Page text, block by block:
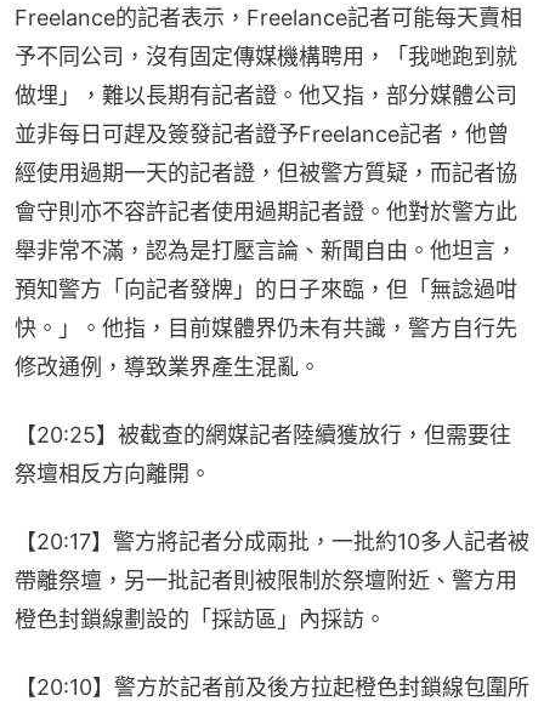
Freelance的記者表示，Freelance記者可能每天賣相
予不同公司，沒有固定傳媒機構聘用，「我哋跑到就
做埋」，難以長期有記者證。他又指，部分媒體公司
並非每日可趕及簽發記者證予Freelance記者，他曾
經使用過期一天的記者證，但被警方質疑，而記者協
會守則亦不容許記者使用過期記者證。他對於警方此
舉非常不滿，認為是打壓言論、新聞自由。他坦言，
預知警方「向記者發牌」的日子來臨，但「無諗過咁
快。」。他指，目前媒體界仍未有共識，警方自行先
修改通例，導致業界產生混亂。
【20:25】被截查的網媒記者陸續獲放行，但需要往
祭壇相反方向離開。
【20:17】警方將記者分成兩批，一批約10多人記者被
帶離祭壇，另一批記者則被限制於祭壇附近、警方用
橙色封鎖線劃設的「採訪區」內採訪。
【20:10】警方於記者前及後方拉起橙色封鎖線包圍所